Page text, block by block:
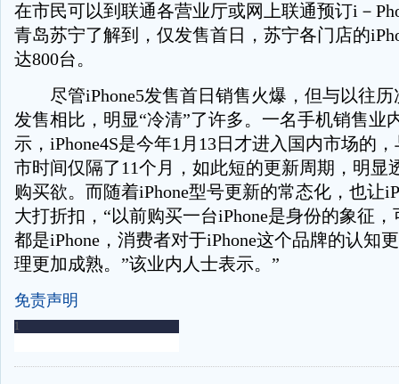
在市民可以到联通各营业厅或网上联通预订i－
青岛苏宁了解到，仅发售首日，苏宁各门店的
达800台。
尽管iPhone5发售首日销售火爆，但与以往历
发售相比，明显“冷清”了许多。一名手机销售业
示，iPhone4S是今年1月13日才进入国内市场的
市时间仅隔了11个月，如此短的更新周期，明显
购买欲。而随着iPhone型号更新的常态化，也让
大打折扣，“以前购买一台iPhone是身份的象征
都是iPhone，消费者对于iPhone这个品牌的认知
理更加成熟。”该业内人士表示。”
免责声明
-